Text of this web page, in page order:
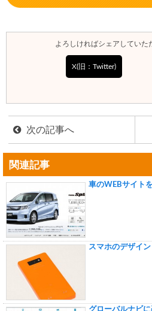
よろしければシェアしていた
X(旧：Twitter)
次の記事へ
関連記事
車のWEBサイト
スマホのデザイン